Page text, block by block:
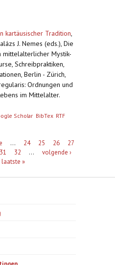
kartäusischer Tradition,
J. Nemes (eds.), Die
mittelalterlicher Mystik-
Schreibpraktiken,
Berlin - Zürich,
Ordnungen und
im Mittelalter.
Scholar BibTex RTF
… 24 25 26
27
31 32 …
volgende ›
laatste »